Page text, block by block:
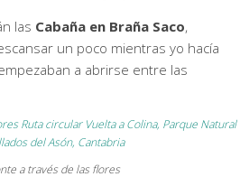
las Cabaña en Braña Saco,
un poco mientras yo hacía
a abrirse entre las
a través de las flores